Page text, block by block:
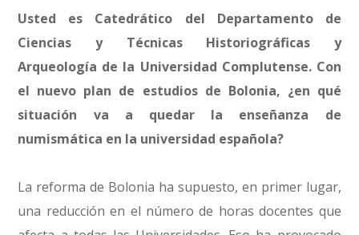
Usted es Catedrático del Departamento de
Ciencias y Técnicas Historiográficas y
Arqueología de la Universidad Complutense. Con
el nuevo plan de estudios de Bolonia, ¿en qué
situación va a quedar la enseñanza de
numismática en la universidad española?
La reforma de Bolonia ha supuesto, en primer lugar,
una reducción en el número de horas docentes que